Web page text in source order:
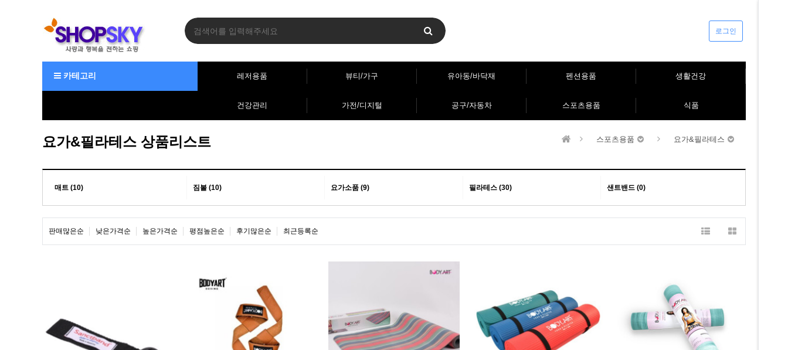
로그인
카테고리 레저용품 뷰티/가구 유아동/바닥재 펜션용품 생활건강
건강관리 가전/디지털 공구/자동차 스포츠용품 식품
요가&필라테스 상품리스트 스포츠용품 요가&필라테스
매트 (10) 짐볼 (10) 요가소품 (9) 필라테스 (30) 샌트밴드 (0)
판매많은순 낮은가격순 높은가격순 평점높은순 후기많은순 최근등록순